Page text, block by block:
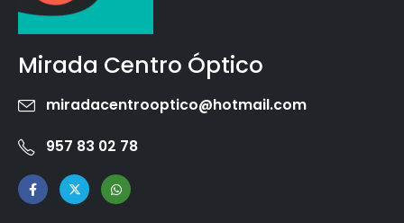
Mirada Centro Óptico
miradacentrooptico@hotmail.com
957 83 02 78